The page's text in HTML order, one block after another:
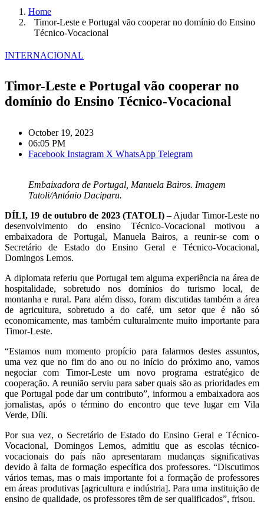
Home
Timor-Leste e Portugal vão cooperar no domínio do Ensino
Técnico-Vocacional
INTERNACIONAL
Timor-Leste e Portugal vão cooperar no
domínio do Ensino Técnico-Vocacional
October 19, 2023
06:05 PM
Facebook Instagram X WhatsApp Telegram
Embaixadora de Portugal, Manuela Bairos. Imagem
Tatoli/António Daciparu.
DÍLI, 19 de outubro de 2023 (TATOLI)– Ajudar Timor-Leste no
desenvolvimento do ensino Técnico-Vocacional motivou a
embaixadora de Portugal, Manuela Bairos, a reunir-se com o
Secretário de Estado do Ensino Geral e Técnico-Vocacional,
Domingos Lemos.
A diplomata referiu que Portugal tem alguma experiência na área de
hospitalidade, sobretudo nos domínios do turismo local, de
montanha e rural. Para além disso, foram discutidas também a área
de agricultura, sobretudo a do café, um setor que é não só
economicamente, mas também culturalmente muito importante para
Timor-Leste.
“Estamos num momento propício para falarmos destes assuntos,
uma vez que no fim do ano ou no início do próximo ano, vamos
negociar com Timor-Leste um novo programa estratégico de
cooperação. A reunião serviu para saber quais são as prioridades em
que Portugal pode dar um contributo”, informou a embaixadora aos
jornalistas, após o término do encontro que teve lugar em Vila
Verde, Díli.
Por sua vez, o Secretário de Estado do Ensino Geral e Técnico-
Vocacional, Domingos Lemos, admitiu que as escolas técnico-
vocacionais do país não apresentaram mudanças significativas
devido à falta de formação específica dos professores. “Discutimos
vários temas, mas o mais importante foi a formação de professores
em áreas produtivas [agricultura e indústria]. Para uma instituição de
ensino de qualidade, os professores têm de ser qualificados”, frisou.